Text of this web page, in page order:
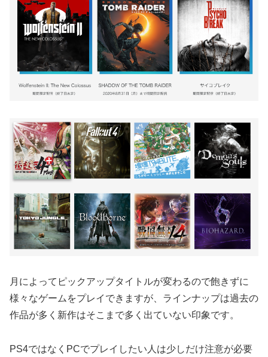
月によってピックアップタイトルが変わるので飽きずに
様々なゲームをプレイできますが、ラインナップは過去の
作品が多く新作はそこまで多く出ていない印象です。
PS4ではなくPCでプレイしたい人は少しだけ注意が必要